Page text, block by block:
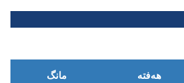
هەفتە مانگ